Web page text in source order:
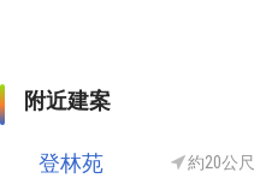
附近建案
登林苑 約20公尺